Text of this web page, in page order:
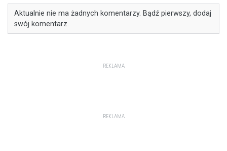
Aktualnie nie ma żadnych komentarzy. Bądź pierwszy, dodaj
swój komentarz.
REKLAMA
REKLAMA